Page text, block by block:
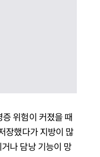
위험이 커졌을 때
장했다가 지방이 많
나 담낭 기능이 망